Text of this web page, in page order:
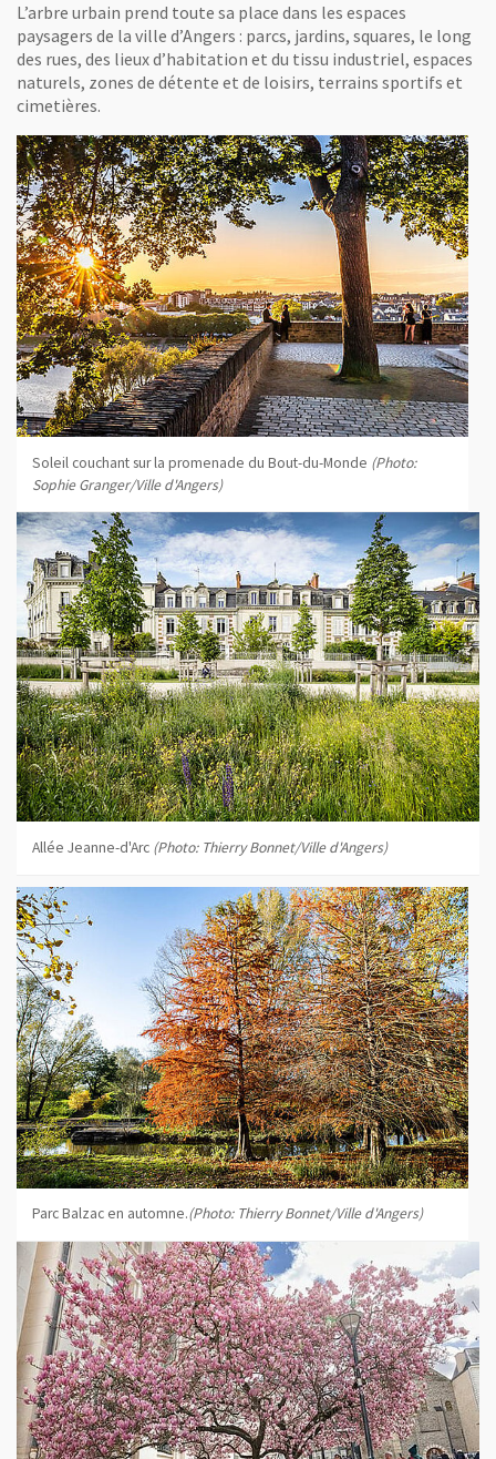
L’arbre urbain prend toute sa place dans les espaces
paysagers de la ville d’Angers : parcs, jardins, squares, le long
des rues, des lieux d’habitation et du tissu industriel, espaces
naturels, zones de détente et de loisirs, terrains sportifs et
cimetières.
Soleil couchant sur la promenade du Bout-du-Monde (Photo:
Sophie Granger/Ville d'Angers)
Allée Jeanne-d'Arc (Photo: Thierry Bonnet/Ville d'Angers)
Parc Balzac en automne.(Photo: Thierry Bonnet/Ville d'Angers)